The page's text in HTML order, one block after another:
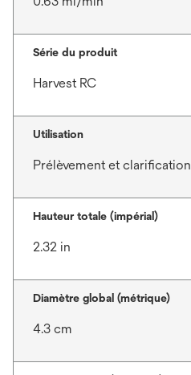
Série du produit
Harvest RC
Utilisation
Prélèvement et clarification
Hauteur totale (impérial)
2.32 in
Diamètre global (métrique)
4.3 cm